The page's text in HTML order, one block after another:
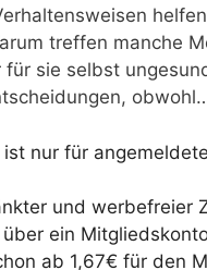
treffen manche
für sie selbst
nur für
und werbefreier
ein
ab 1,67€ für den